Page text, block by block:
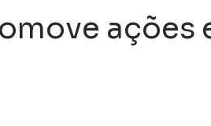
ações